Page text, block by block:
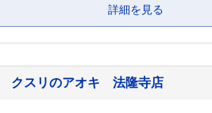
詳細を見る
クスリのアオキ 法隆寺店